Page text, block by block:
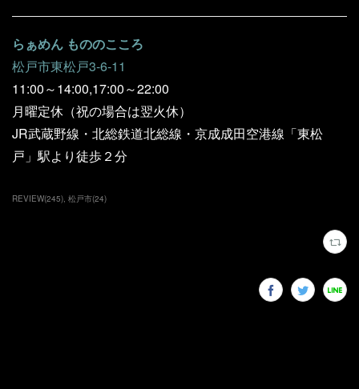
らぁめん もののこころ
松戸市東松戸3-6-11
11:00～14:00,17:00～22:00
月曜定休（祝の場合は翌火休）
JR武蔵野線・北総鉄道北総線・京成成田空港線「東松
戸」駅より徒歩２分
REVIEW(245) 松戸市(24)